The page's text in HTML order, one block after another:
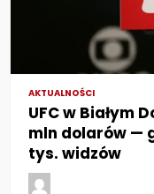
AKTUALNOŚCI
UFC w Białym
mln dolarów —
tys. widzów